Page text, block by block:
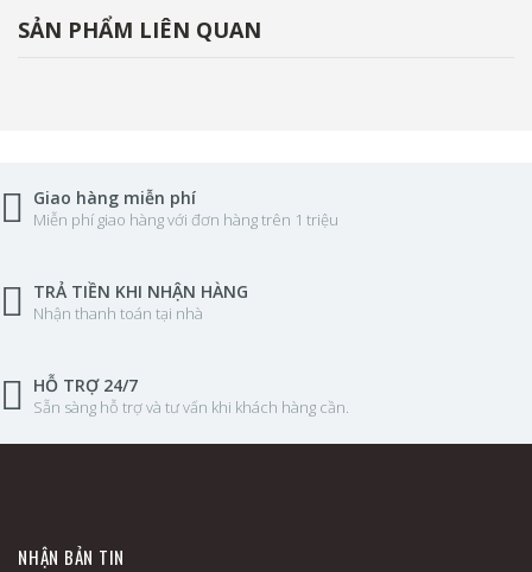
SẢN PHẨM LIÊN QUAN
Giao hàng miễn phí
Miễn phí giao hàng với đơn hàng trên 1 triệu
TRẢ TIỀN KHI NHẬN HÀNG
Nhận thanh toán tại nhà
HỖ TRỢ 24/7
Sẵn sàng hỗ trợ và tư vấn khi khách hàng cần.
NHẬN BẢN TIN